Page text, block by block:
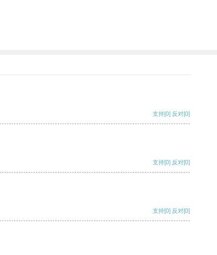
支持[0] 反对[0]
支持[0] 反对[0]
支持[0] 反对[0]